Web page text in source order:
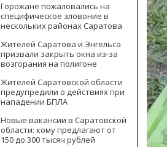
Горожане пожаловались на
специфическое зловоние в
нескольких районах Саратова
Жителей Саратова и Энгельса
призвали закрыть окна из-за
возгорания на полигоне
Жителей Саратовской области
предупредили о действиях при
нападении БПЛА
Новые вакансии в Саратовской
области: кому предлагают от
150 до 300 тысяч рублей